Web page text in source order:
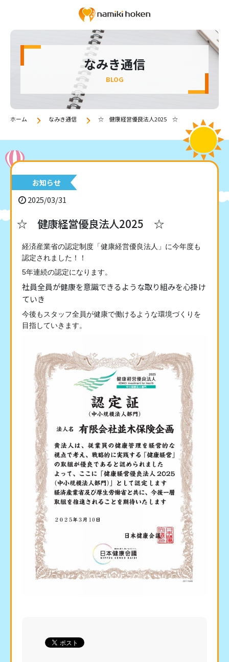
なみき通信
BLOG
ホーム なみき通信 ☆ 健康経営優良法人2025 ☆
お知らせ
2025/03/31
☆ 健康経営優良法人2025 ☆
経済産業省の認定制度「健康経営優良法人」に今年度も
認定されました！！
5年連続の認定になります。
社員全員が健康を意識できるような取り組みを心掛け
ていき
今後もスタッフ全員が健康で働けるような環境づくりを
目指していきます。